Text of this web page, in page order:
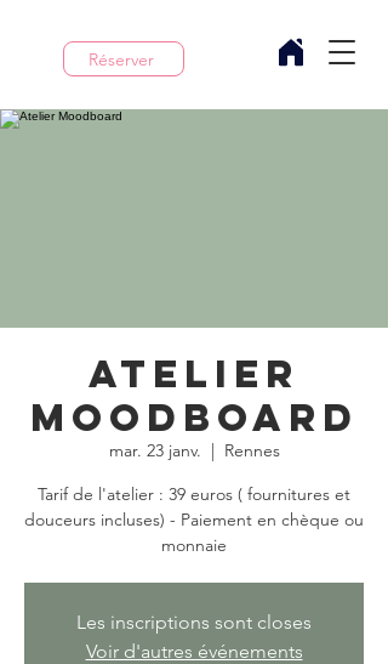
Réserver
Atelier
Moodboard
mar. 23 janv.
  |
Rennes
Tarif de l'atelier : 39 euros ( fournitures et
douceurs incluses) - Paiement en chèque ou
monnaie
Les inscriptions sont closes
Voir d'autres événements